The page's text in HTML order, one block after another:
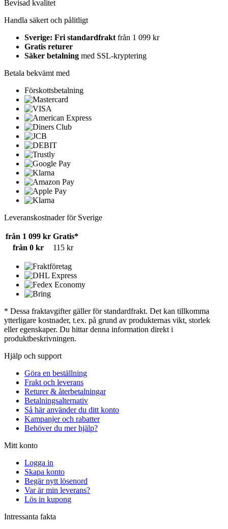
Bevisad kvalitet
Handla säkert och pålitligt
Sverige: Fri standardfrakt från 1 099 kr
Gratis returer
Säker betalning med SSL-kryptering
Betala bekvämt med
Förskottsbetalning
Leveranskostnader för Sverige
från 1 099 kr Gratis*
från 0 kr
115 kr
* Dessa fraktavgifter gäller för standardfrakt. Det kan tillkomma
ytterligare kostnader, t.ex. på grund av produkternas vikt, storlek
eller egenskaper. Du hittar denna information direkt i
produktbeskrivningen.
Hjälp och support
Göra en beställning
Frakt och leverans
Returer & återbetalningar
Betalningsalternativ
Så här använder du ditt konto
Kampanjer och rabatter
Behöver du mer hjälp?
Mitt konto
Logga in
Skapa konto
Begär nytt lösenord
Var är min leverans?
Lös in kupong
Intressanta fakta